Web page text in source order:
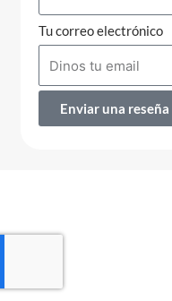
Tu correo electrónico
Enviar una reseña